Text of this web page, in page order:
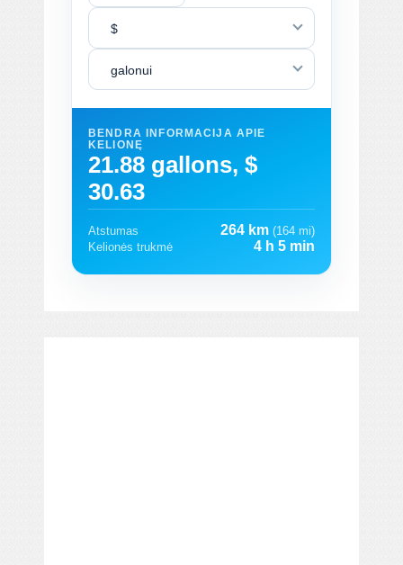
$
galonui
BENDRA INFORMACIJA APIE
KELIONĘ
21.88 gallons, $
30.63
Atstumas 264 km (164 mi)
Kelionės trukmė
4 h 5 min